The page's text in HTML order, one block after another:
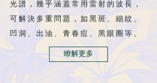
光譜，幾乎涵蓋常用雷射的波長，
可解決多重問題，如黑斑、細紋、
凹洞、出油、青春痘、黑眼圈等。
瞭解更多